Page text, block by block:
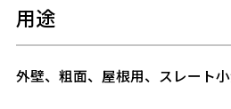
用途
外壁、粗面、屋根用、スレート